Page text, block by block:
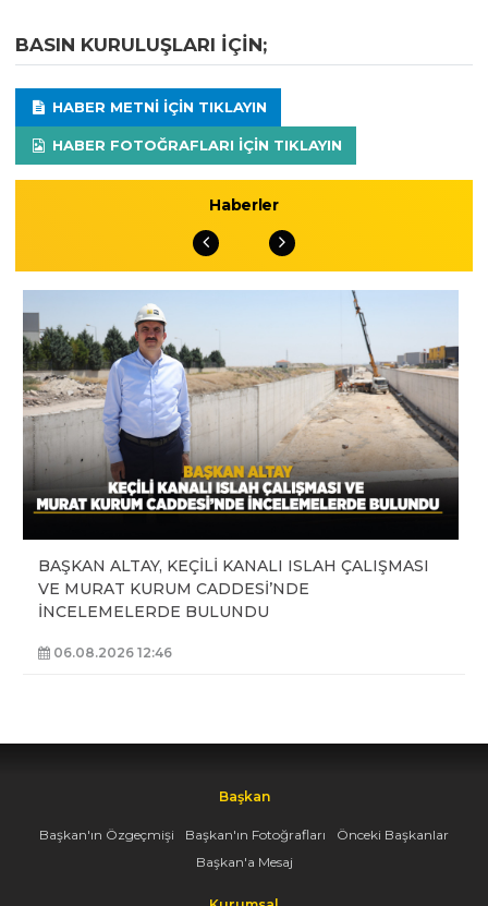
BASIN KURULUŞLARI IÇIN;
HABER METNI IÇIN TIKLAYIN
HABER FOTOĞRAFLARI IÇIN TIKLAYIN
Haberler
BAŞKAN ALTAY, KEÇİLİ KANALI ISLAH ÇALIŞMASI
VE MURAT KURUM CADDESİ’NDE
İNCELEMELERDE BULUNDU
06.08.2026 12:46
Başkan
Başkan'ın Özgeçmişi Başkan'ın Fotoğrafları
Önceki Başkanlar
Başkan'a Mesaj